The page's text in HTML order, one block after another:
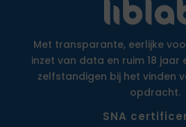
Met transparante, eerlijke
inzet van data en ruim 18 jaar
zelfstandigen bij het vinden
opdracht.
SNA